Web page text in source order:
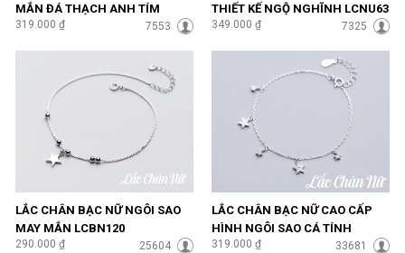
MẮN ĐÁ THẠCH ANH TÍM
SANG CHẢNH LCNU57
319.000 ₫ 7553
THIẾT KẾ NGỘ NGHĨNH LCNU63
349.000 ₫ 7325
LẮC CHÂN BẠC NỮ NGÔI SAO
MAY MẮN LCBN120
290.000 ₫ 25604
LẮC CHÂN BẠC NỮ CAO CẤP
HÌNH NGÔI SAO CÁ TÍNH
LCBN94
319.000 ₫ 33681